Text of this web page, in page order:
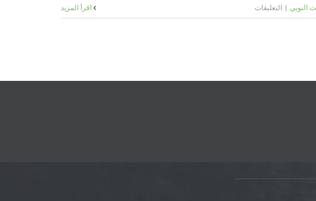
| التعليقات
تأجير
مغلقة